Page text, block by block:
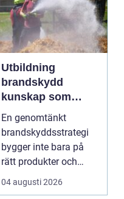
Utbildning
brandskydd
kunskap som
räddar liv och
skyddar
verksamheter
En genomtänkt
brandskyddsstrategi
bygger inte bara på
rätt produkter och
installationer. Den
bygger ...
04 augusti 2026